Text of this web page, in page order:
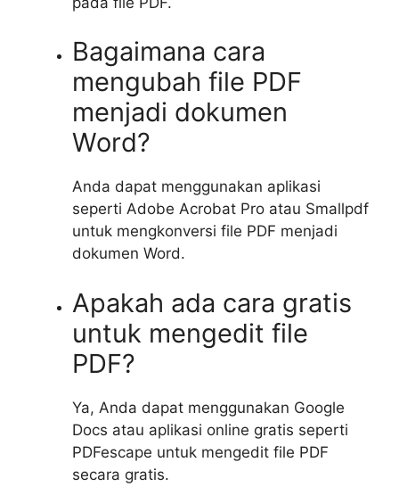
Bagaimana cara
mengubah file PDF
menjadi dokumen
Word?
Anda dapat menggunakan aplikasi
seperti Adobe Acrobat Pro atau Smallpdf
untuk mengkonversi file PDF menjadi
dokumen Word.
Apakah ada cara gratis
untuk mengedit file
PDF?
Ya, Anda dapat menggunakan Google
Docs atau aplikasi online gratis seperti
PDFescape untuk mengedit file PDF
secara gratis.